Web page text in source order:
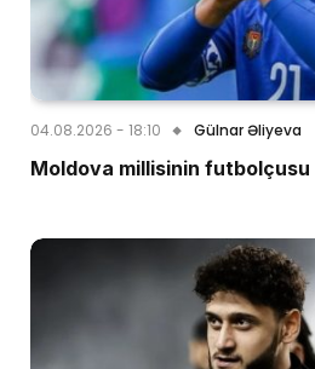
04.08.2026 - 18:10 Gülnar Əliyeva
Moldova millisinin futbolçusu